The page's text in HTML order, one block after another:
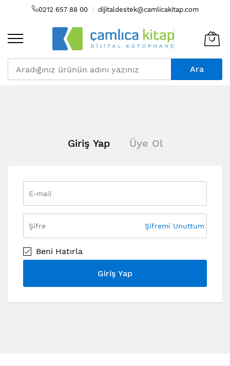
0212 657 88 00 dijitaldestek@camlicakitap.com
Ara
Giriş Yap Üye Ol
Şifremi Unuttum
Beni Hatırla
Giriş Yap